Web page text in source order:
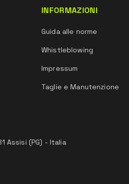
INFORMAZIONI
Guida alle norme
Whistleblowing
Impressum
Taglie e Manutenzione
Assisi (PG) - Italia